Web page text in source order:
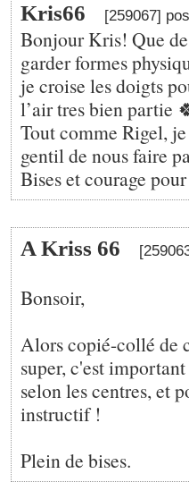
Kris66 [259067]
Bonjour Kris! Que
garder formes
je croise les doigts
l’air tres bien partie
Tout comme Rigel,
gentil de nous faire
Bises et courage
A Kriss 66
Bonsoir,
Alors copié-collé de
super, c'est
selon les centres, et
instructif !
Plein de bises.